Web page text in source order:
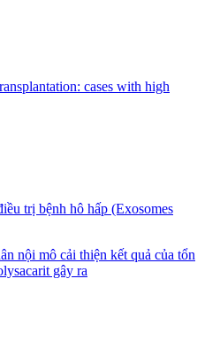
cases with high
trị bệnh hô hấp (Exosomes
nội mô cải thiện kết quả của tổn
gây ra